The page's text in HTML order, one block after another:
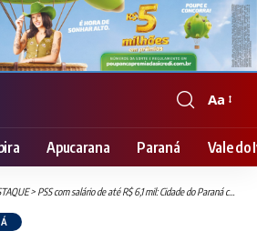
Font
Resizer
Aa
Apucarana Paraná Vale do
> PSS com salário de até R$ 6,1 mil: Cidade do Paraná com 3 mil habitantes abre inscrições para processo seletivo